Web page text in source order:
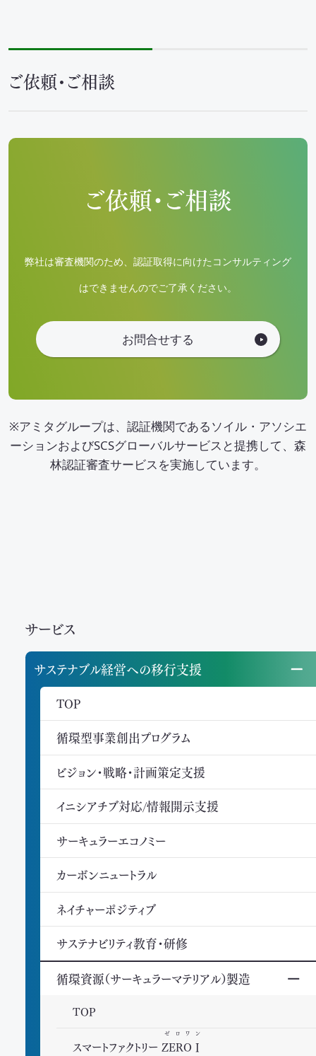
ご依頼・ご相談
ご依頼・ご相談
弊社は審査機関のため、認証取得に向けたコンサルティング
はできませんのでご了承ください。
お問合せする
※アミタグループは、認証機関であるソイル・アソシエ
ーションおよびSCSグローバルサービスと提携して、森
林認証審査サービスを実施しています。
サービス
サステナブル経営への移行支援
TOP
循環型事業創出プログラム
ビジョン・戦略・計画策定支援
イニシアチブ対応/情報開示支援
サーキュラーエコノミー
カーボンニュートラル
ネイチャーポジティブ
サステナビリティ教育・研修
循環資源（サーキュラーマテリアル）製造
TOP
スマートファクトリー ZEROⅠ
ゼロワン